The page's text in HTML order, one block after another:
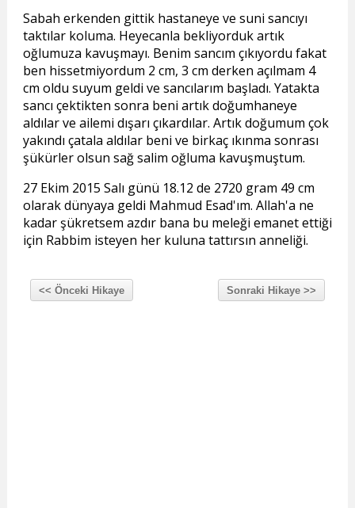
Sabah erkenden gittik hastaneye ve suni sancıyı
taktılar koluma. Heyecanla bekliyorduk artık
oğlumuza kavuşmayı. Benim sancım çıkıyordu fakat
ben hissetmiyordum 2 cm, 3 cm derken açılmam 4
cm oldu suyum geldi ve sancılarım başladı. Yatakta
sancı çektikten sonra beni artık doğumhaneye
aldılar ve ailemi dışarı çıkardılar. Artık doğumum çok
yakındı çatala aldılar beni ve birkaç ıkınma sonrası
şükürler olsun sağ salim oğluma kavuşmuştum.
27 Ekim 2015 Salı günü 18.12 de 2720 gram 49 cm
olarak dünyaya geldi Mahmud Esad'ım. Allah'a ne
kadar şükretsem azdır bana bu meleği emanet ettiği
için Rabbim isteyen her kuluna tattırsın anneliği.
<< Önceki Hikaye Sonraki Hikaye >>